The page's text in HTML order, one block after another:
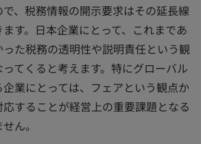
、税務情報の開示要求はその延長線
ます。日本企業にとって、これまであ
た税務の透明性や説明責任という観
てくると考えます。特にグローバル
業にとっては、フェアという観点か
することが経営上の重要課題となる
ん。